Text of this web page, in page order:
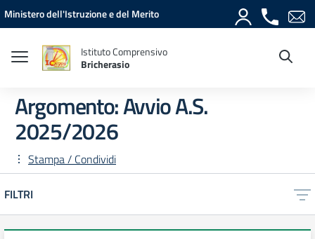
Vai ai contenuti
Vai al menu di navigazione
Vai al footer
Ministero dell'Istruzione e del Merito
Istituto Comprensivo
Bricherasio
Argomento: Avvio A.S.
2025/2026
Stampa / Condividi
FILTRI